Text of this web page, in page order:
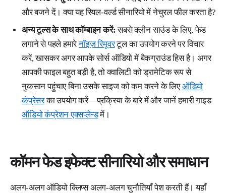
और बजने दें। क्या यह रियल-वर्ल्ड सीनारियो में नेचुरल फील करता है?
अन्य टूल्स के साथ कॉम्बाइन करें: सबसे क्लीन साउंड के लिए, फेड
लगाने से पहले हमारेनॉइज़ रिमूवरटूल का उपयोग करने पर विचार
करें, खासकर अगर आपके सोर्स ऑडियो में बैकग्राउंड हिस है। अगर
आपकी फाइल बहुत बड़ी है, तो क्वालिटी को ड्रामेटिक रूप से
नुकसान पहुंचाए बिना उसके साइज को कम करने के लिएऑडियो
कंप्रेसरका उपयोग करें—प्रक्रिया के बारे में और जानें हमारी गाइड
ऑडियो कंप्रेशन एक्सप्लेन्डमें।
कॉमन फेड इफेक्ट सीनारियो और समाधान
अलग-अलग ऑडियो क्लिप्स अलग-अलग चुनौतियाँ पेश करती हैं। यहाँ